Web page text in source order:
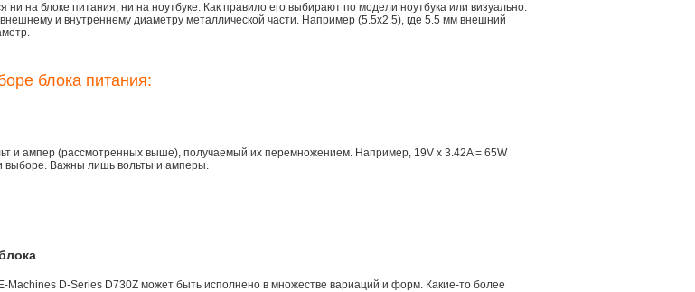
ни на блоке питания, ни на ноутбуке. Как правило его выбирают по модели ноутбука или визуально.
и внутреннему диаметру металлической части. Например (5.5x2.5), где 5.5 мм внешний
блока питания:
и ампер (рассмотренных выше), получаемый их перемножением. Например, 19V x 3.42A = 65W
выборе. Важны лишь вольты и амперы.
Machines D-Series D730Z может быть исполнено в множестве вариаций и форм. Какие-то более